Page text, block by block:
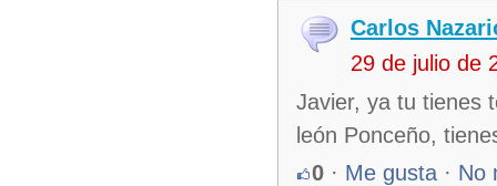
Carlos
29 de julio de
Javier, ya tu tienes
león Ponceño,
0 · Me gusta · No